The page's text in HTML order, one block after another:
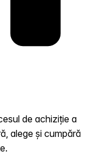
de achiziție a
alege și cumpără